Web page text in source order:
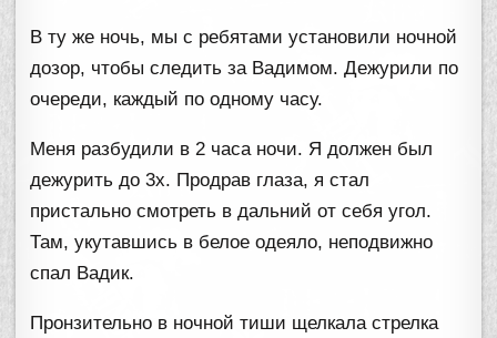
В ту же ночь, мы с ребятами установили ночной
дозор, чтобы следить за Вадимом. Дежурили по
очереди, каждый по одному часу.
Меня разбудили в 2 часа ночи. Я должен был
дежурить до 3х. Продрав глаза, я стал
пристально смотреть в дальний от себя угол.
Там, укутавшись в белое одеяло, неподвижно
спал Вадик.
Пронзительно в ночной тиши щелкала стрелка